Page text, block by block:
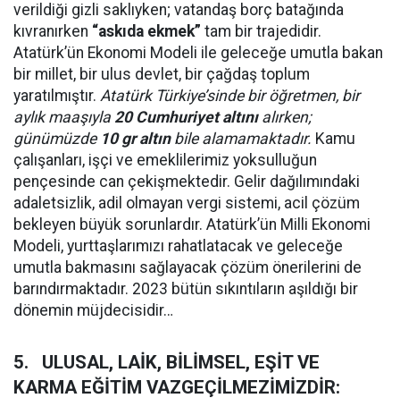
verildiği gizli saklıyken; vatandaş borç batağında
kıvranırken “askıda ekmek” tam bir trajedidir.
Atatürk’ün Ekonomi Modeli ile geleceğe umutla bakan
bir millet, bir ulus devlet, bir çağdaş toplum
yaratılmıştır. Atatürk Türkiye’sinde bir öğretmen, bir
aylık maaşıyla 20 Cumhuriyet altını alırken;
günümüzde 10 gr altın bile alamamaktadır. Kamu
çalışanları, işçi ve emeklilerimiz yoksulluğun
pençesinde can çekişmektedir. Gelir dağılımındaki
adaletsizlik, adil olmayan vergi sistemi, acil çözüm
bekleyen büyük sorunlardır. Atatürk’ün Milli Ekonomi
Modeli, yurttaşlarımızı rahatlatacak ve geleceğe
umutla bakmasını sağlayacak çözüm önerilerini de
barındırmaktadır. 2023 bütün sıkıntıların aşıldığı bir
dönemin müjdecisidir…
5. ULUSAL, LAİK, BİLİMSEL, EŞİT VE
KARMA EĞİTİM VAZGEÇİLMEZİMİZDİR: